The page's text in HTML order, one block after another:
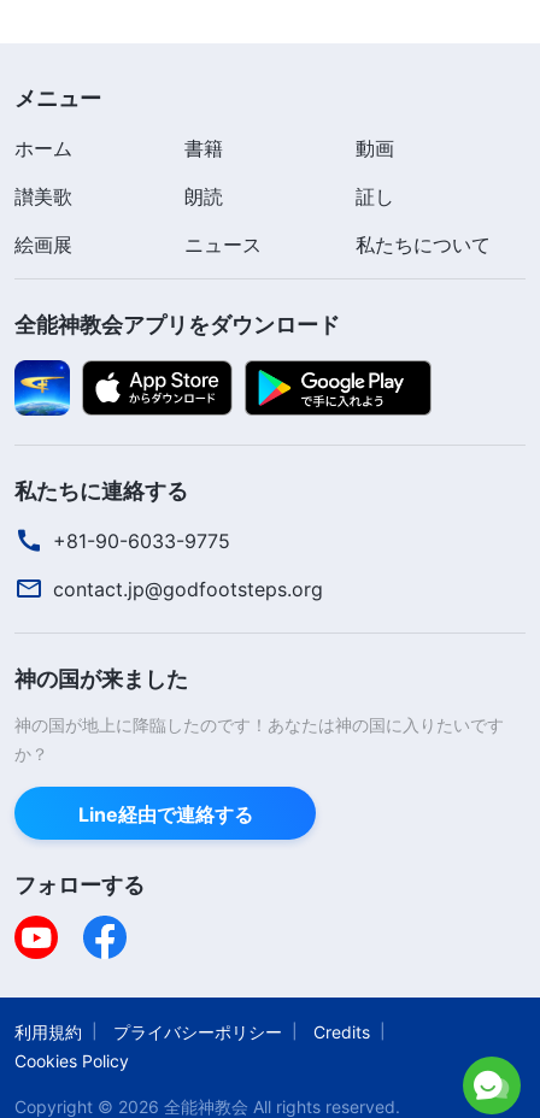
しても、わたしはこのやり方でするつもりだ』と答
えます。そして何らかの理由を見つけ、それが正し
いと相手に思わせようとします。相手が『こんな振
る舞いは邪魔をすることで、教会の働きに害をもた
らす』と言って叱責すると、あなたは耳を貸すどこ
が正しい方法だと思う。だからこのやり方でするつ
せいでわがままになります。傲慢な本性があると、
誰の話も聞かず、自分勝手に、向こう見ずに振る舞
います」（『終わりの日のキリスト
いは神を信じるようになってまだ日が浅い人もいれ
ば、本性と本質が悪くなく、悪意もなく、ただ少し
います。あるいはあまりに多くの束縛を受け、いま
なことをしたりばかげた行動に走ったりするのを免
れないという人もいます。しかし、神は人の一時的
な愚かさに固執せず、人の心だけを見ます。真理を
追い求めると決意しているなら、その人は正しく、
それがその人の目標ならば、神はその人を観察し、
待ち、入れるようになる時間と機会を与えます。一
メニュー
ホーム 書籍
動画
讃美歌
朗読
証し
絵画展
ニュース 私たちについて
全能神教会アプリをダウンロード
私たちに連絡する
+81-90-6033-9775
contact.jp@godfootsteps.org
神の国が来ました
神の国が地上に降臨したのです！あなたは神の国に入りたいです
か？
Line経由で連絡する
フォローする
利用規約 プライバシーポリシー
Credits
Cookies Policy
Copyright © 2026 全能神教会 All rights reserved.